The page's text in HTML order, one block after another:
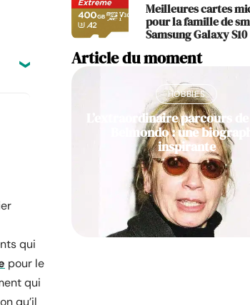
qui
pour le
qui
qu’il
Meilleures cartes
pour la famille de
Samsung Galaxy S10
Article du moment
HOBBIES
L’extraordinaire parcours de
Belmondo : une
inspirante